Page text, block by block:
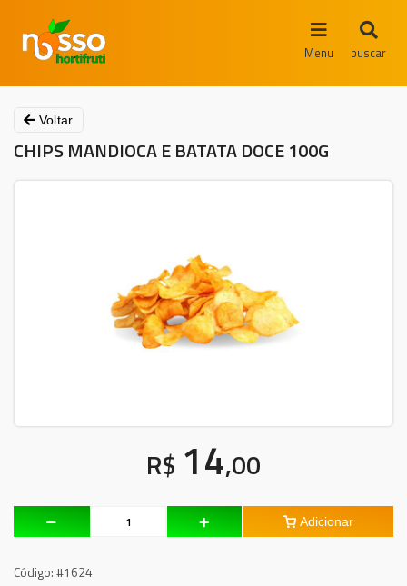
Menu buscar
Voltar
CHIPS MANDIOCA E BATATA DOCE 100G
R$ 14,00
Adicionar
Código:#1624